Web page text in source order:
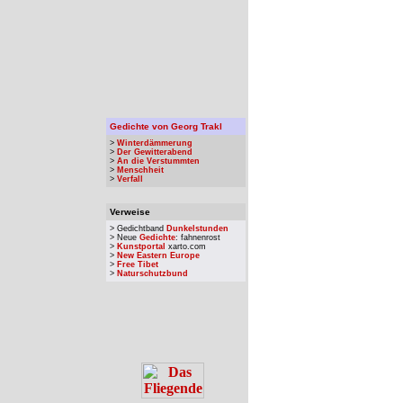
Gedichte von Georg Trakl
> Winterdämmerung
> Der Gewitterabend
> An die Verstummten
> Menschheit
> Verfall
Verweise
> Gedichtband Dunkelstunden
> Neue Gedichte: fahnenrost
> Kunstportal xarto.com
> New Eastern Europe
> Free Tibet
> Naturschutzbund